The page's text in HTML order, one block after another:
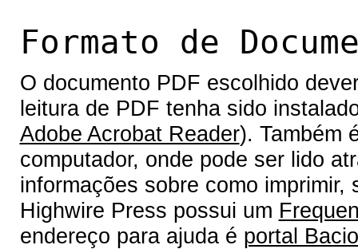
Formato de
O documento PDF escolhido
leitura de PDF tenha sido
Adobe Acrobat Reader). Também
computador, onde pode ser lido
informações sobre como
Highwire Press possui um
endereço para ajuda é portal